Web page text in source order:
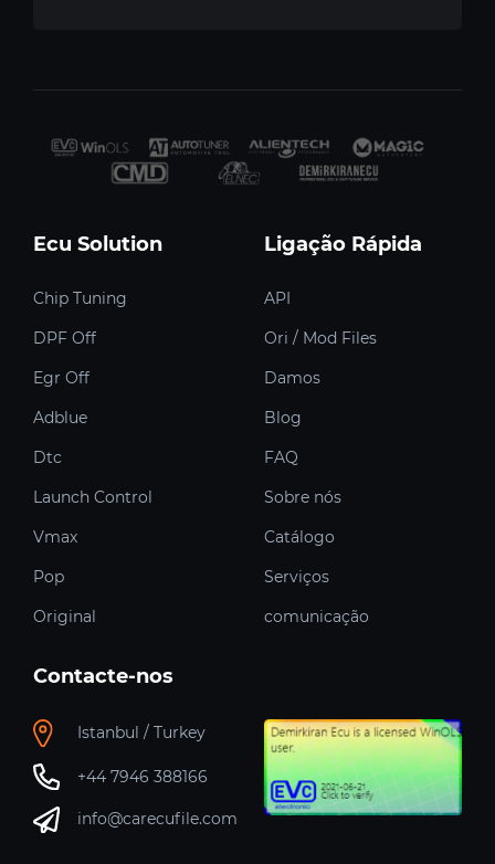
Ecu Solution
Chip Tuning
DPF Off
Egr Off
Adblue
Dtc
Launch Control
Vmax
Pop
Original
Ligação Rápida
API
Ori / Mod Files
Damos
Blog
FAQ
Sobre nós
Catálogo
Serviços
comunicação
Contacte-nos
Istanbul / Turkey
+44 7946 388166
info@carecufile.com